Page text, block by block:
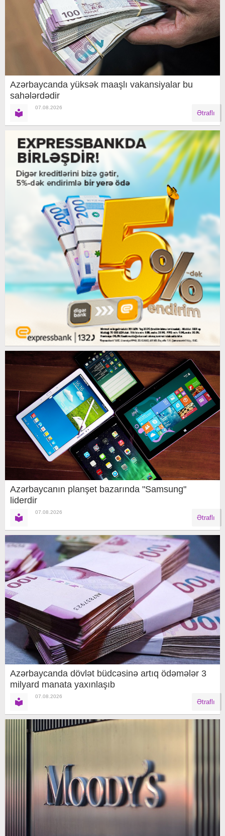
Azərbaycanda yüksək maaşlı vakansiyalar bu
sahələrdədir
07.08.2026
Ətraflı
Azərbaycanın planşet bazarında "Samsung"
liderdir
07.08.2026
Ətraflı
Azərbaycanda dövlət büdcəsinə artıq ödəmələr 3
milyard manata yaxınlaşıb
07.08.2026
Ətraflı